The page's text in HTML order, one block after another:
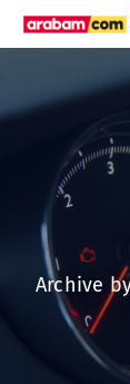
Archive